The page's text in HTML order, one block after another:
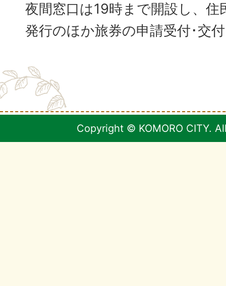
夜間窓口は19時まで開設し、住
発行のほか旅券の申請受付･交
Copyright © KOMORO CITY.